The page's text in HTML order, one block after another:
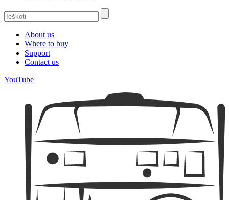
About us
Where to buy
Support
Contact us
YouTube